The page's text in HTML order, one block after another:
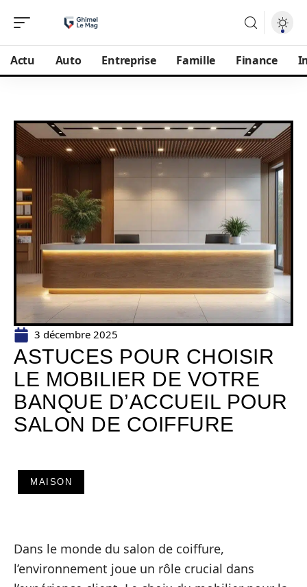
Actu Auto Entreprise Famille Finance
3 décembre 2025
ASTUCES POUR CHOISIR
LE MOBILIER DE VOTRE
BANQUE D’ACCUEIL POUR
SALON DE COIFFURE
MAISON
Dans le monde du salon de coiffure,
l’environnement joue un rôle crucial dans